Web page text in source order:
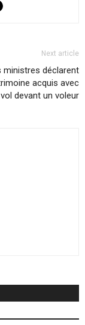
Next article
ministres déclarent
acquis avec
devant un voleur